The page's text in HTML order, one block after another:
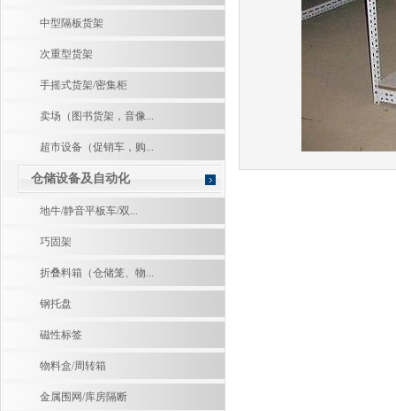
中型隔板货架
次重型货架
手摇式货架/密集柜
卖场（图书货架，音像...
超市设备（促销车，购...
仓储设备及自动化
地牛/静音平板车/双...
巧固架
折叠料箱（仓储笼、物...
钢托盘
磁性标签
物料盒/周转箱
金属围网/库房隔断